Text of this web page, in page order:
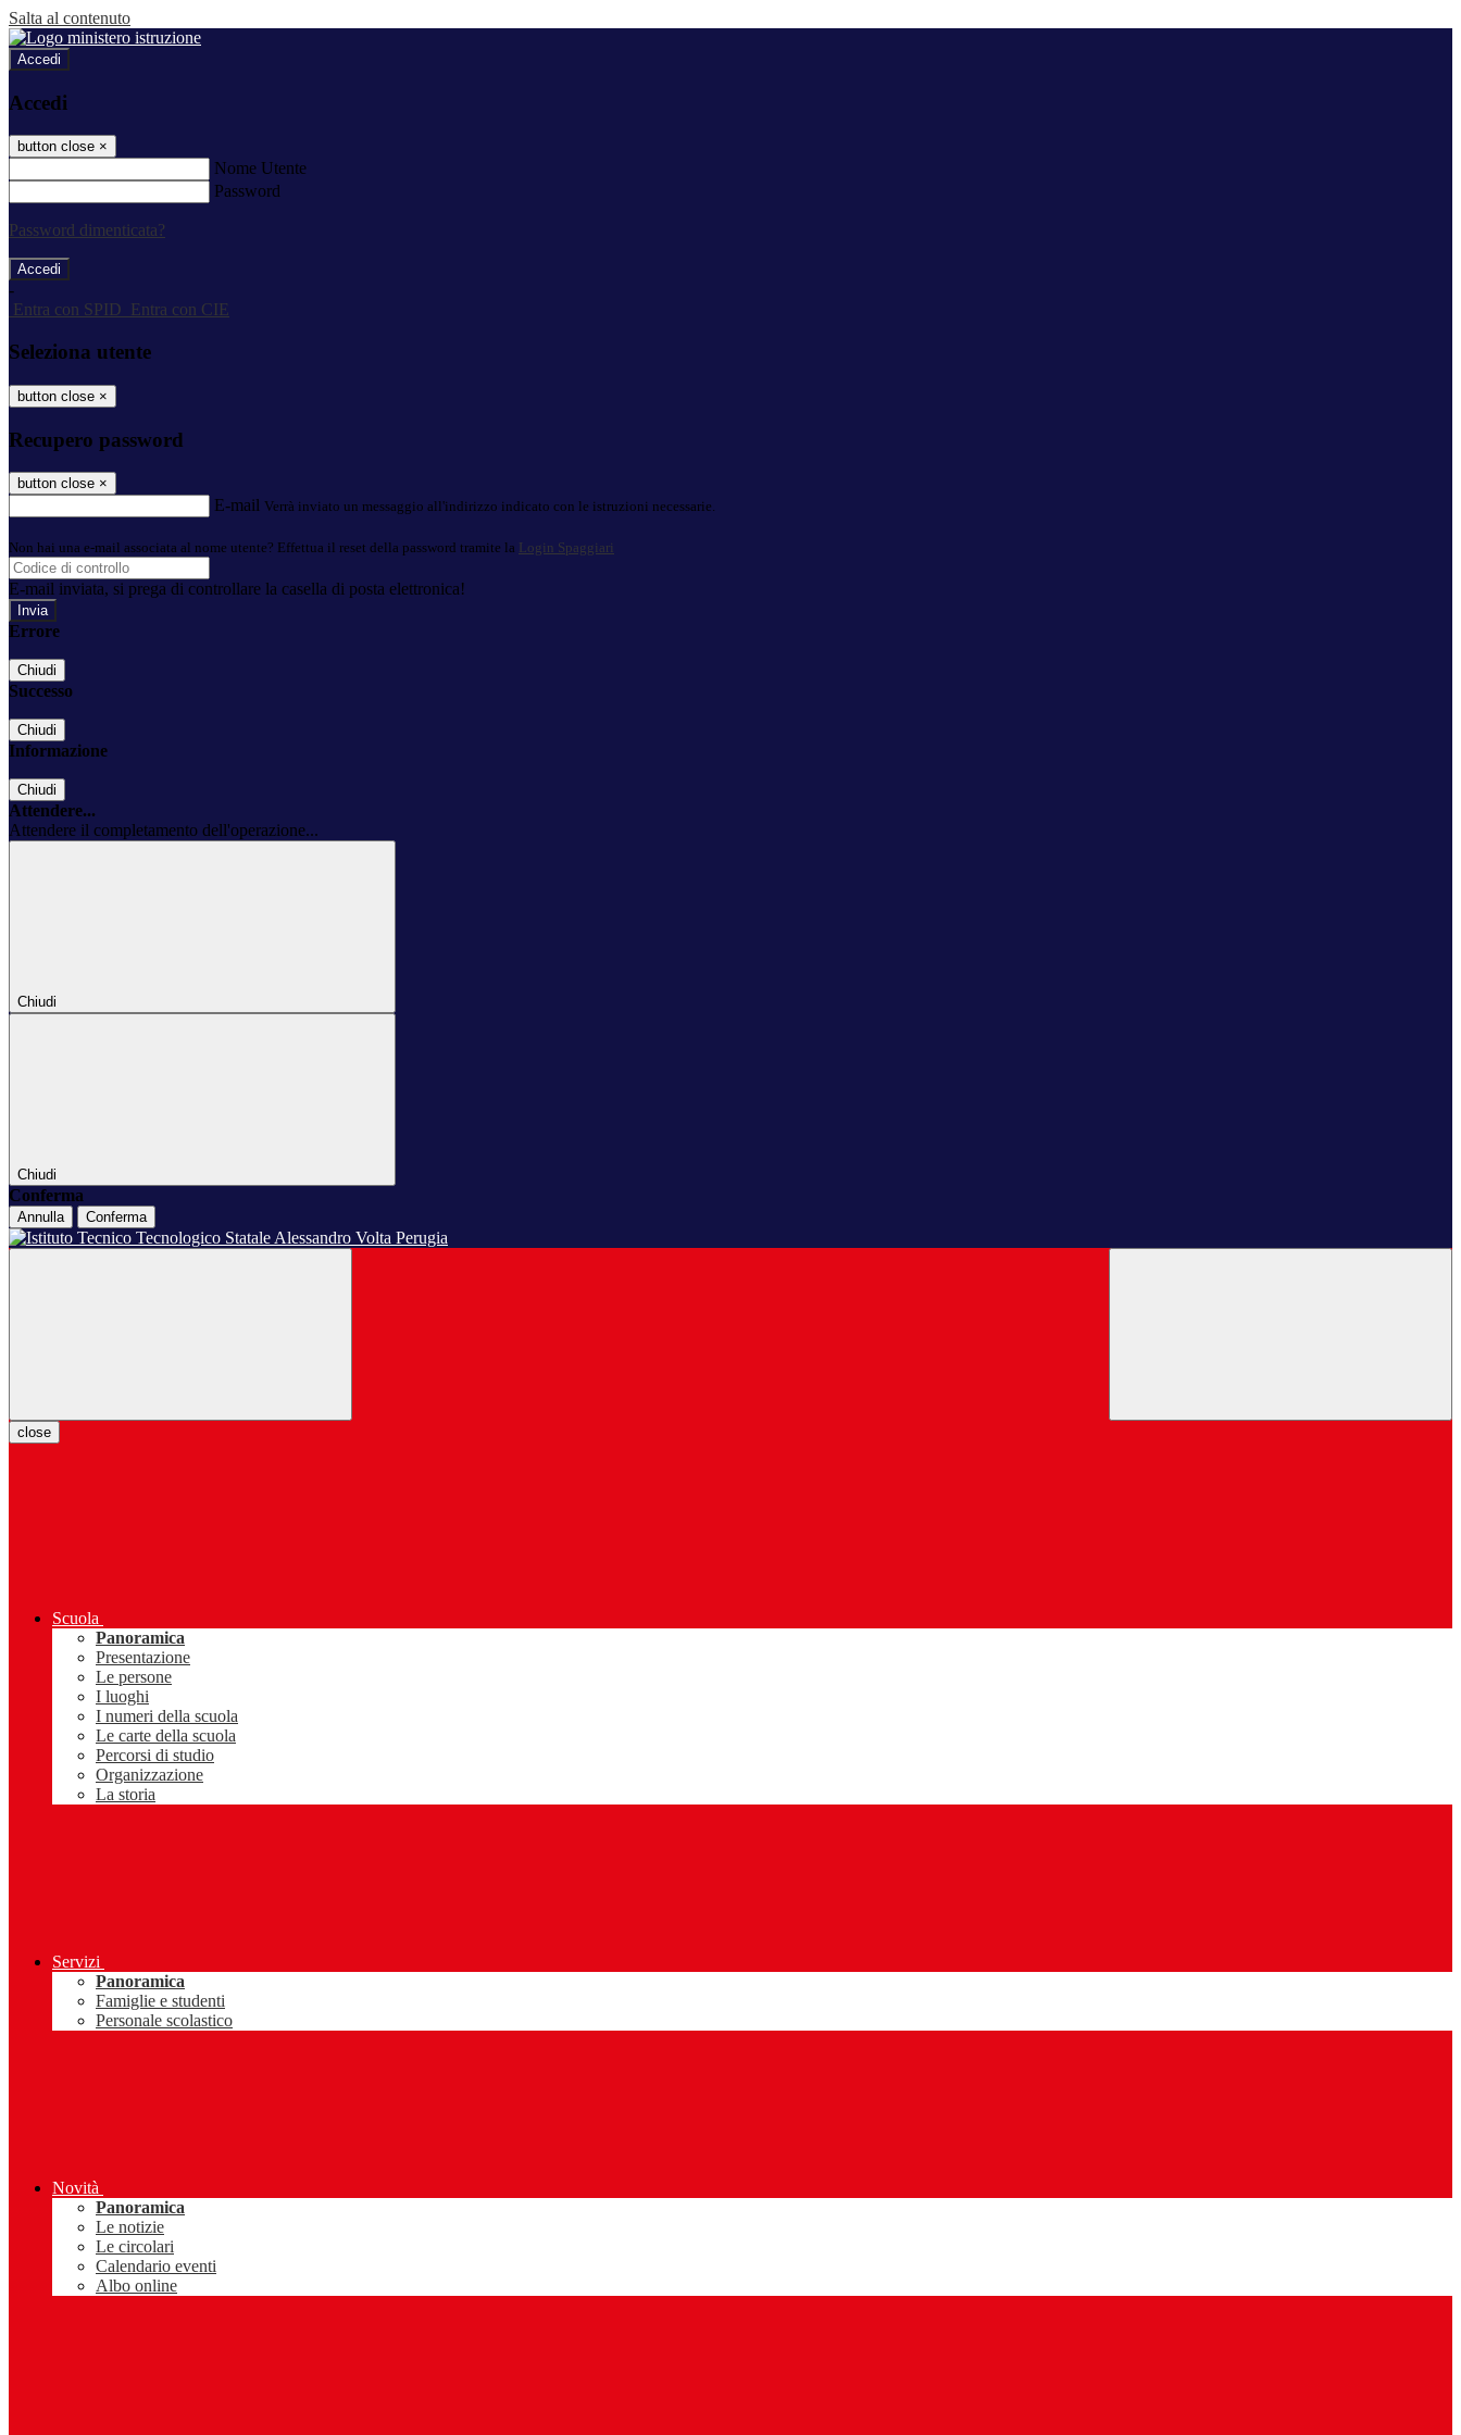
Salta al contenuto
Accedi
Accedi
button close ×
Nome Utente
Password
Password dimenticata?
-
Entra con SPID
Entra con CIE
Seleziona utente
button close ×
Recupero password
button close ×
E-mail Verrà inviato un messaggio all'indirizzo indicato con le istruzioni necessarie.
Non hai una e-mail associata al nome utente? Effettua il reset della password tramite la Login Spaggiari
E-mail inviata, si prega di controllare la casella di posta elettronica!
Errore
Chiudi
Successo
Chiudi
Informazione
Chiudi
Attendere...
Attendere il completamento dell'operazione...
Chiudi
Chiudi
Conferma
Annulla Conferma
close
Scuola
Panoramica
Presentazione
Le persone
I luoghi
I numeri della scuola
Le carte della scuola
Percorsi di studio
Organizzazione
La storia
Servizi
Panoramica
Famiglie e studenti
Personale scolastico
Novità
Panoramica
Le notizie
Le circolari
Calendario eventi
Albo online